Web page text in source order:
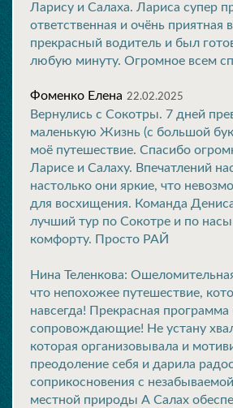
Ларису и Салаха. Лариса супер
ответственная и очёнь приятная
прекрасный водитель и был
любую минуту. Огромное всем
Фоменко Елена 22.02.2025
Вернулись с Сокотры. 7 дней
маленькую Жизнь (с большой
моё путешествие. Спасибо
Ларисе и Салаху. Впечатлений
настолько они яркие, что
для восхищения. Команда
лучший тур по Сокотре и по
комфорту. Просто РАЙ
Нина Теленкова:
что непохожее путешествие,
навсегда! Прекрасная
сопровождающие! Не устану
которая организовывала и
преодоление себя и дарила
соприкосновения с
местной природы А Салах